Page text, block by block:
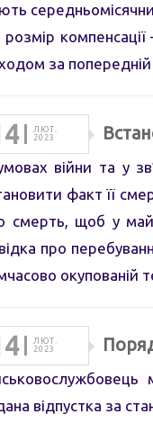
за
ЛЮТ.
2023
війни та у
факт її
смерть, щоб у
про
окупованій
ЛЮТ.
2023
відпустка за